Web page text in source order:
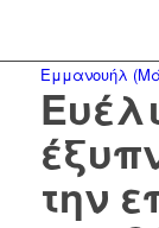
Εμμανουήλ
την